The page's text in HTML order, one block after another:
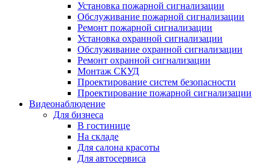
Установка пожарной сигнализации
Обслуживание пожарной сигнализации
Ремонт пожарной сигнализации
Установка охранной сигнализации
Обслуживание охранной сигнализации
Ремонт охранной сигнализации
Монтаж СКУД
Проектирование систем безопасности
Проектирование пожарной сигнализации
Видеонаблюдение
Для бизнеса
В гостинице
На складе
Для салона красоты
Для автосервиса